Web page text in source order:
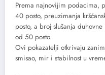
Prema najnovijim podacima,
40 posto, preuzimanja
posto, a broj slušanja
od 50 posto.
Ovi pokazatelji otkrivaju
smisao, mir i stabilnost u